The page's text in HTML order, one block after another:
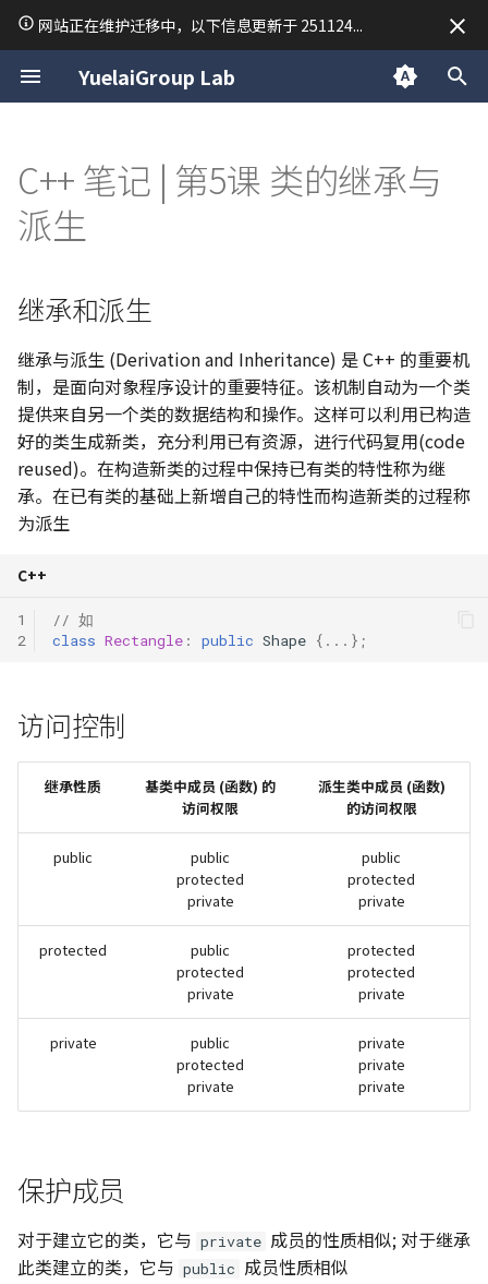
网站正在维护迁移中，以下信息更新于 251124...
YuelaiGroup Lab
正
始
化
索
擎
关于悦来
Linux 简单配置一台 Ubuntu 开
Vim 学习笔记
Tmux 使用指南
Linux 内核编译尝试
Linux 小手册
后端开发
Python 笔记 | print 函数
Python 笔记 | input 函数
Python 笔记 | 条件语句
Python 笔记 | 列表 list
Python 笔记 | 字典 dict
Python 笔记 | 循环结构
Python 笔记 | 函数定义与调
Python 笔记 | 使用模块
Python 笔记 | 面向对象
Python 笔记 | 文件操作
Python 笔记 | 异常处理
Python 笔记 | 高阶和匿名函
Python 笔记 | 常用库推荐
Python 复制拷贝的六种方法
C 语言期末考试常用函数
C 二维数组调试
访问控制
友元与继承
访问权限调整
成员名限定
派生类构造函数与复制构造函
数
纯虚函数
虚析构函数
多继承
虚基类
Writing Markdown
泰勒级数
Materials Science
VASP 简明教程
第一个和最后一个位置
704. 二分查找
双指针 18. 四数之和
844. 比较含退格的字符串
977. 有序数组的平方
59. 螺旋矩阵 II
字符串
项的下标
链表
点
栈
队列
347. 前 K 个高频元素
滑动窗口
209. 长度最小的子数组
二叉树
后序遍历
106. 从中序与后序遍历序
构造二叉树
110. 平衡二叉树
236. 二叉树的最近公共祖
点
513. 找树左下角的值
538. 把二叉搜索树转换为
669. 修剪二叉搜索树
Backtracking
37. 解数独
51. N DOUDOU
77. 组合
93. 复原 IP 地址
491. 非递减子序列
53. 最大子数组和
135. 分发糖果
376. 摆动序列
406. 根据身高重建队列
968. 监控二叉树
动态规划
70. 爬楼梯
115. 不同的子序列
121-123/188. 买卖股票的
佳时机 I-IV
139. 单词拆分
309. 买卖股票的最佳时机
337. 打家劫舍 III
343. 整数拆分
377. 组合总和 Ⅳ
416. 分割等和子集
474. 一和零
494. 目标和
516. 最长回文子序列
647. 回文子串
单调栈
84. 柱状图中最大的矩形
RedisMQ Day 2
2024
分类 技术
C++ 笔记 | 第5课 类的继承与
派生
继承和派生
继承与派生 (Derivation and Inheritance) 是 C++ 的重要机
制，是面向对象程序设计的重要特征。该机制自动为一个类
提供来自另一个类的数据结构和操作。这样可以利用已构造
好的类生成新类，充分利用已有资源，进行代码复用(code
reused)。在构造新类的过程中保持已有类的特性称为继
承。在已有类的基础上新增自己的特性而构造新类的过程称
为派生
C++
1
2
// 如
class Rectangle : public Shape {...};
访问控制
继承性质
基类中成员 (函数) 的
访问权限
派生类中成员 (函数)
的访问权限
public
public
protected
private
public
protected
private
protected
public
protected
private
protected
protected
private
private
public
protected
private
private
private
private
保护成员
对于建立它的类，它与 private 成员的性质相似; 对于继承
此类建立的类，它与 public 成员性质相似